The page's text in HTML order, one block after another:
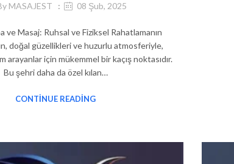
MASAJEST 08 Şub, 2025
ve Masaj: Ruhsal ve Fiziksel Rahatlamanın
doğal güzellikleri ve huzurlu atmosferiyle,
arayanlar için mükemmel bir kaçış noktasıdır.
Bu şehri daha da özel kılan…
CONTINUE READING